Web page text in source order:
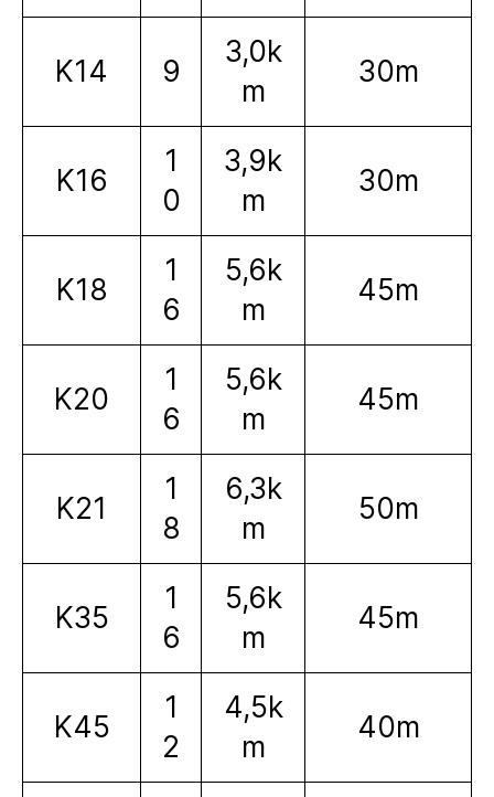
K14 9
3,0k
m
30m
K16
1
0
3,9k
m
30m
K18
1
6
5,6k
m
45m
K20
1
6
5,6k
m
45m
K21
1
8
6,3k
m
50m
K35
1
6
5,6k
m
45m
K45
1
2
4,5k
m
40m